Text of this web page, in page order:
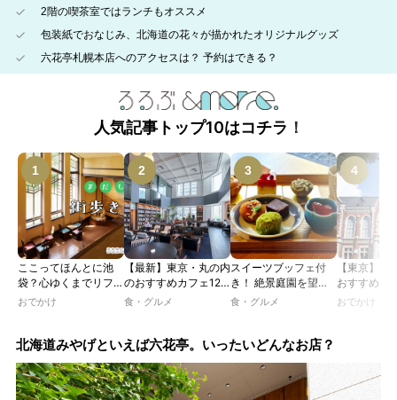
2階の喫茶室ではランチもオススメ
包装紙でおなじみ、北海道の花々が描かれたオリジナルグッズ
六花亭札幌本店へのアクセスは？ 予約はできる？
人気記事トップ10はコチラ！
ここってほんとに池
袋？心ゆくまでリフレ
ッシュできる池袋・街
おさんぽ部】
おでかけ
【最新】東京・丸の内
のおすすめカフェ12
選｜ひとりでゆったり
るカフェ、優雅なホテ
食・グルメ
スイーツブッフェ付
き！ 絶景庭園を望む
ホテルレストランで味
ツトレンドVol.105】
食・グルメ
【東京】レ
おすすめカ
｜文化財・
おでかけ
北海道みやげといえば六花亭。いったいどんなお店？